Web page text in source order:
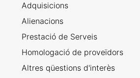
Adquisicions
Alienacions
Prestació de Serveis
Homologació de proveïdors
Altres qüestions d'interès